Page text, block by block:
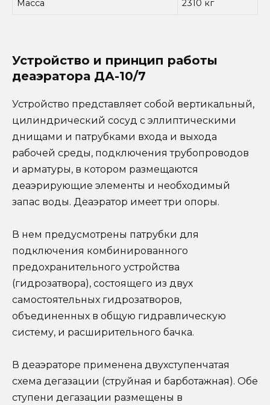
Масса 2310 кг
Устройство и принцип работы
деаэратора ДА-10/7
Устройство представляет собой вертикальный,
цилиндрический сосуд с эллиптическими
днищами и патрубками входа и выхода
рабочей среды, подключения трубопроводов
и арматуры, в котором размещаются
деаэрирующие элементы и необходимый
запас воды. Деаэратор имеет три опоры.
В нем предусмотрены патрубки для
подключения комбинированного
предохранительного устройства
(гидрозатвора), состоящего из двух
самостоятельных гидрозатворов,
объединенных в общую гидравлическую
систему, и расширительного бачка.
В деаэраторе применена двухступенчатая
схема дегазации (струйная и барботажная). Обе
ступени дегазации размещены в